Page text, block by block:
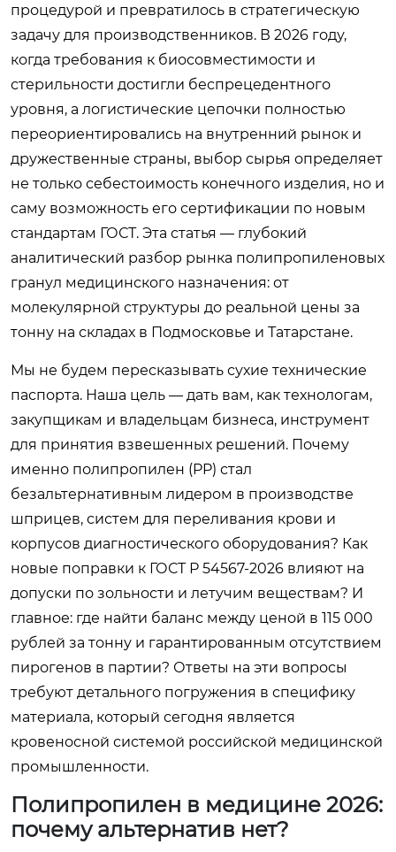
процедурой и превратилось в стратегическую
задачу для производственников. В 2026 году,
когда требования к биосовместимости и
стерильности достигли беспрецедентного
уровня, а логистические цепочки полностью
переориентировались на внутренний рынок и
дружественные страны, выбор сырья определяет
не только себестоимость конечного изделия, но и
саму возможность его сертификации по новым
стандартам ГОСТ. Эта статья — глубокий
аналитический разбор рынка полипропиленовых
гранул медицинского назначения: от
молекулярной структуры до реальной цены за
тонну на складах в Подмосковье и Татарстане.
Мы не будем пересказывать сухие технические
паспорта. Наша цель — дать вам, как технологам,
закупщикам и владельцам бизнеса, инструмент
для принятия взвешенных решений. Почему
именно полипропилен (PP) стал
безальтернативным лидером в производстве
шприцев, систем для переливания крови и
корпусов диагностического оборудования? Как
новые поправки к ГОСТ Р 54567-2026 влияют на
допуски по зольности и летучим веществам? И
главное: где найти баланс между ценой в 115 000
рублей за тонну и гарантированным отсутствием
пирогенов в партии? Ответы на эти вопросы
требуют детального погружения в специфику
материала, который сегодня является
кровеносной системой российской медицинской
промышленности.
Полипропилен в медицине 2026:
почему альтернатив нет?